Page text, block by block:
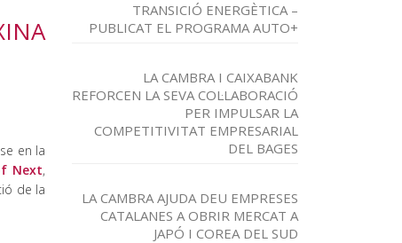
en la
Next,
de la
TRANSICIÓ ENERGÈTICA –
PUBLICAT EL PROGRAMA AUTO+
LA CAMBRA I CAIXABANK
REFORCEN LA SEVA COL·LABORACIÓ
PER IMPULSAR LA
COMPETITIVITAT EMPRESARIAL
DEL BAGES
LA CAMBRA AJUDA DEU EMPRESES
CATALANES A OBRIR MERCAT A
JAPÓ I COREA DEL SUD